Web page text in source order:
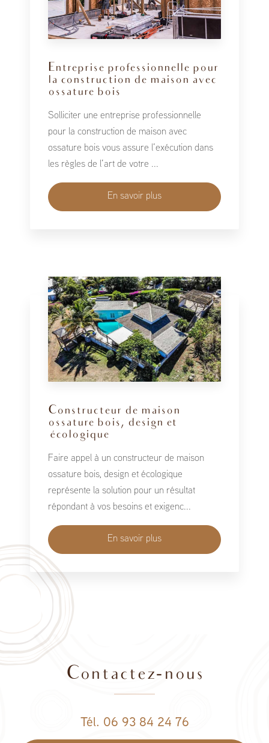
Entreprise professionnelle pour
la construction de maison avec
ossature bois
Solliciter une entreprise professionnelle
pour la construction de maison avec
ossature bois vous assure l’exécution dans
les règles de l’art de votre ...
En savoir plus
Constructeur de maison
ossature bois, design et
écologique
Faire appel à un constructeur de maison
ossature bois, design et écologique
représente la solution pour un résultat
répondant à vos besoins et exigenc...
En savoir plus
Contactez-nous
Tél. 06 93 84 24 76